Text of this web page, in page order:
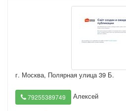
г. Москва, Полярная улица 39 Б.
79255389749 Алексей